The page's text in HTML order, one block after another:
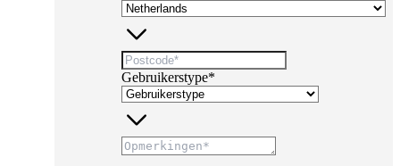
Gebruikerstype*